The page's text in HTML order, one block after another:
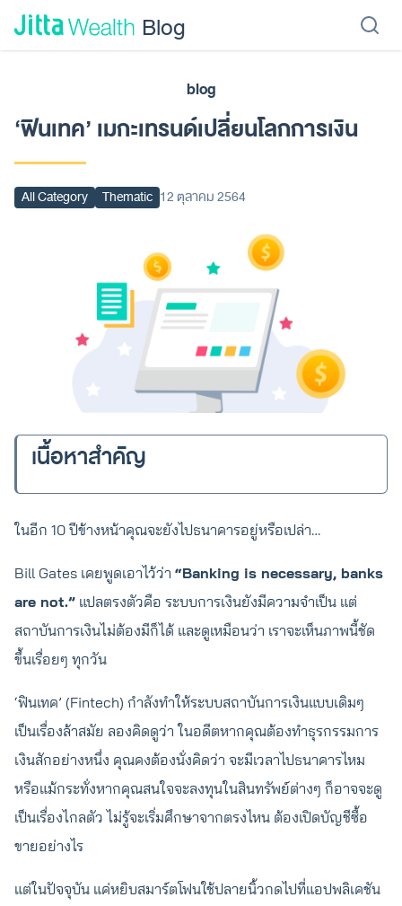
Skip to content - ข้ามไปที่เนื้อหา
Blog
ลงทุนอัตโนมัติ
blog
‘ฟินเทค’ เมกะเทรนด์เปลี่ยนโลกการเงิน
All Category Thematic 12 ตุลาคม 2564
เนื้อหาสำคัญ
ในอีก 10 ปีข้างหน้าคุณจะยังไปธนาคารอยู่หรือเปล่า…
Bill Gates เคยพูดเอาไว้ว่า “Banking is necessary, banks
are not.” แปลตรงตัวคือ ระบบการเงินยังมีความจำเป็น แต่
สถาบันการเงินไม่ต้องมีก็ได้ และดูเหมือนว่า เราจะเห็นภาพนี้ชัด
ขึ้นเรื่อยๆ ทุกวัน
‘ฟินเทค’ (Fintech) กำลังทำให้ระบบสถาบันการเงินแบบเดิมๆ
เป็นเรื่องล้าสมัย ลองคิดดูว่า ในอดีตหากคุณต้องทำธุรกรรมการ
เงินสักอย่างหนึ่ง คุณคงต้องนั่งคิดว่า จะมีเวลาไปธนาคารไหม
หรือแม้กระทั่งหากคุณสนใจจะลงทุนในสินทรัพย์ต่างๆ ก็อาจจะดู
เป็นเรื่องไกลตัว ไม่รู้จะเริ่มศึกษาจากตรงไหน ต้องเปิดบัญชีซื้อ
ขายอย่างไร
แต่ในปัจจุบัน แค่หยิบสมาร์ตโฟนใช้ปลายนิ้วกดไปที่แอปพลิเคชัน